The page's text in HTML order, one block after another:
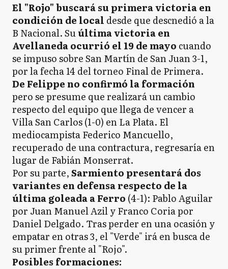
El "Rojo" buscará su primera victoria en
condición de local desde que descnedió a la
B Nacional. Suúltima victoria en
Avellaneda ocurrió el 19 de mayo cuando
se impuso sobre San Martín de San Juan 3-1,
por la fecha 14 del torneo Final de Primera.
De Felippe no confirmó la formación
pero se presume que realizará un cambio
respecto del equipo que llega de vencer a
Villa San Carlos (1-0) en La Plata. El
mediocampista Federico Mancuello,
recuperado de una contractura, regresaría en
lugar de Fabián Monserrat.
Por su parte,Sarmiento presentará dos
variantes en defensa respecto de la
última goleada a Ferro (4-1): Pablo Aguilar
por Juan Manuel Azil y Franco Coria por
Daniel Delgado. Tras perder en una ocasión y
empatar en otras 3, el "Verde" irá en busca de
su primer frente al "Rojo".
Posibles formaciones: